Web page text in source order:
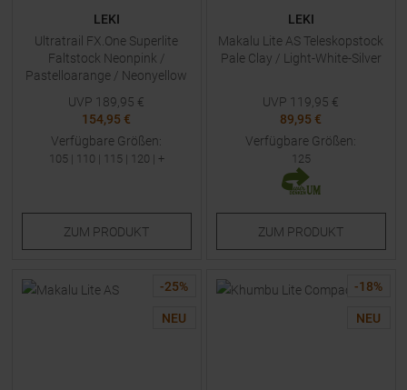
LEKI
Ultratrail FX.One Superlite
Faltstock Neonpink /
Pastelloarange / Neonyellow
UVP 189,95 €
154,95 €
Verfügbare Größen:
105 | 110 | 115 | 120 | +
ZUM PRODUKT
LEKI
Makalu Lite AS Teleskopstock
Pale Clay / Light-White-Silver
UVP 119,95 €
89,95 €
Verfügbare Größen:
125
ZUM PRODUKT
-25%
NEU
-18%
NEU